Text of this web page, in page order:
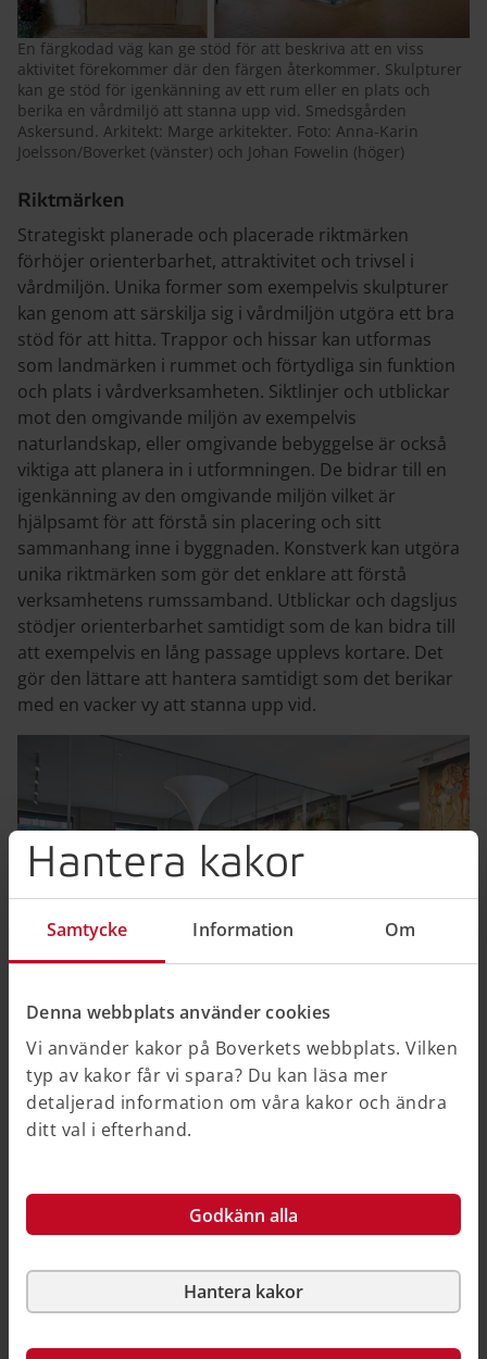
Hantera kakor
Samtycke Information Om
Denna webbplats använder cookies
Vi använder kakor på Boverkets webbplats. Vilken
typ av kakor får vi spara? Du kan läsa mer
detaljerad information om våra kakor och ändra
ditt val i efterhand.
Godkänn alla
Hantera kakor
En färgkodad väg kan ge stöd för att beskriva att en viss
aktivitet förekommer där den färgen återkommer. Skulpturer
kan ge stöd för igenkänning av ett rum eller en plats och
berika en vårdmiljö att stanna upp vid. Smedsgården
Askersund. Arkitekt: Marge arkitekter. Foto: Anna-Karin
Joelsson/Boverket (vänster) och Johan Fowelin (höger)
Riktmärken
Strategiskt planerade och placerade riktmärken
förhöjer orienterbarhet, attraktivitet och trivsel i
vårdmiljön. Unika former som exempelvis skulpturer
kan genom att särskilja sig i vårdmiljön utgöra ett bra
stöd för att hitta. Trappor och hissar kan utformas
som landmärken i rummet och förtydliga sin funktion
och plats i vårdverksamheten. Siktlinjer och utblickar
mot den omgivande miljön av exempelvis
naturlandskap, eller omgivande bebyggelse är också
viktiga att planera in i utformningen. De bidrar till en
igenkänning av den omgivande miljön vilket är
hjälpsamt för att förstå sin placering och sitt
sammanhang inne i byggnaden. Konstverk kan utgöra
unika riktmärken som gör det enklare att förstå
verksamhetens rumssamband. Utblickar och dagsljus
stödjer orienterbarhet samtidigt som de kan bidra till
att exempelvis en lång passage upplevs kortare. Det
gör den lättare att hantera samtidigt som det berikar
med en vacker vy att stanna upp vid.
Skulpturala armaturer i kombination med konst och golvets
blåa kulör gör rummet unikt på ett sätt som kan ge minnet
stöd. Eastmaninstitutet. Arkitekt: Nyréns arkitektkontor. Foto:
Rumssamband och rörelsemönster
En vårdverksamhet utgörs av olika flöden och
patienter och personal. Det har betydelse för att
vården ska kunna fungera effektivt, patient- och